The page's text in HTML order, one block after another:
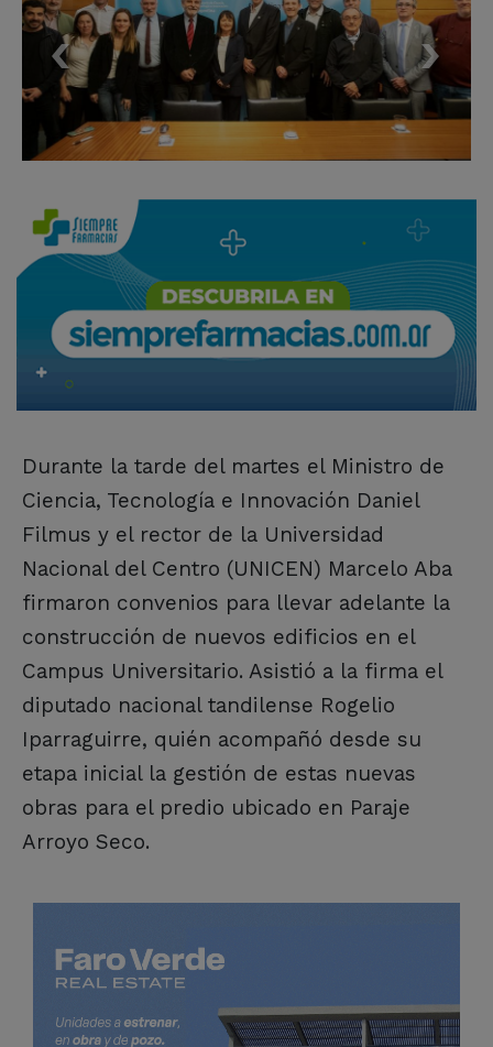
Durante la tarde del martes el Ministro de
Ciencia, Tecnología e Innovación Daniel
Filmus y el rector de la Universidad
Nacional del Centro (UNICEN) Marcelo Aba
firmaron convenios para llevar adelante la
construcción de nuevos edificios en el
Campus Universitario. Asistió a la firma el
diputado nacional tandilense Rogelio
Iparraguirre, quién acompañó desde su
etapa inicial la gestión de estas nuevas
obras para el predio ubicado en Paraje
Arroyo Seco.